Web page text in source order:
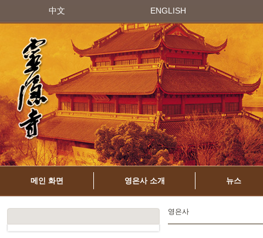
中文 ENGLISH
메인 화면 영은사 소개 뉴스
영은사